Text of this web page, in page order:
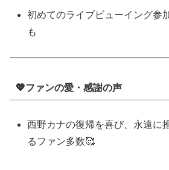
初めてのライブビューイング参
も
💖ファンの愛・感謝の声
西野カナの復帰を喜び、永遠に
るファン多数🥰